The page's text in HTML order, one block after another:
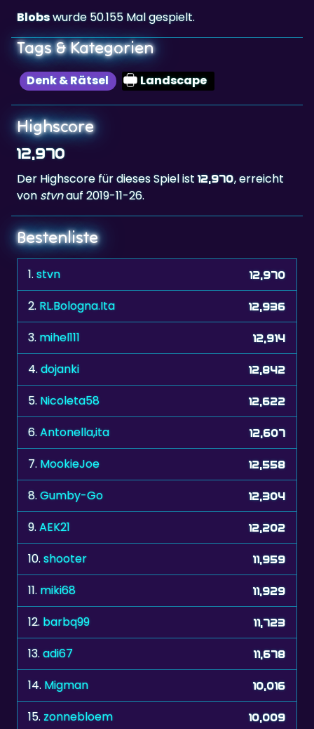
Tags & Kategorien
Denk & Rätsel Landscape
Highscore
12,970
Der Highscore für dieses Spiel ist
vonstvnauf 2019-11-26.
Bestenliste
1.stvn
2.RL.Bologna.Ita 12,936
3. mihel111 12,914
4.dojanki 12,842
5. Nicoleta58 12,622
6. Antonella,ita 12,607
7. MookieJoe 12,558
8. Gumby-Go 12,304
9. AEK21 12,202
10.shooter 11,959
11. miki68 11,929
12.barbq99 11,723
13. adi67 11,678
14.Migman 10,016
15. zonnebloem 10,009
16. tucu 9,943